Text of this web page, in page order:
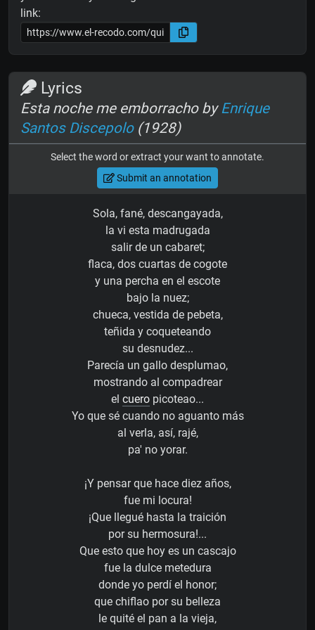
link:
Lyrics
Esta noche me emborracho byEnrique
Santos Discepolo(1928)
Select the word or extract your want to annotate.
Submit an annotation
Sola, fané, descangayada,
la vi esta madrugada
salir de un cabaret;
flaca, dos cuartas de cogote
y una percha en el escote
bajo la nuez;
chueca, vestida de pebeta,
teñida y coqueteando
su desnudez...
Parecía un gallo desplumao,
mostrando al compadrear
el cuero picoteao...
Yo que sé cuando no aguanto más
al verla, así, rajé,
pa' no yorar.
¡Y pensar que hace diez años,
fue mi locura!
¡Que llegué hasta la traición
por su hermosura!...
Que esto que hoy es un cascajo
fue la dulce metedura
donde yo perdí el honor;
que chiflao por su belleza
le quité el pan a la vieja,